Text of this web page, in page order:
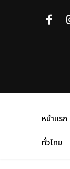
หน้าแรก
ทั่วไทย